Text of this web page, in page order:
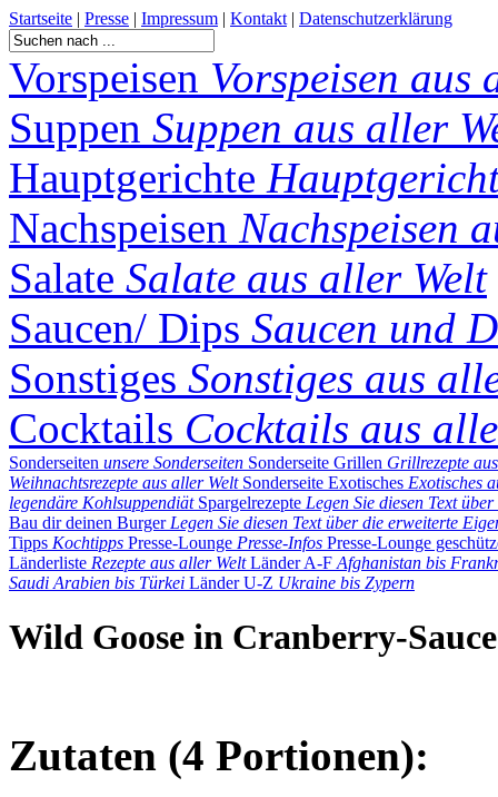
Startseite | Presse | Impressum | Kontakt | Datenschutzerklärung
Vorspeisen Vorspeisen aus
Suppen Suppen aus aller
Hauptgerichte
Nachspeisen Nachspeisen
Salate Salate aus aller Welt
Saucen/ Dips Saucen und
Sonstiges Sonstiges aus
Cocktails Cocktails aus
Sonderseiten unsere Sonderseiten Sonderseite Grillen Grillrezepte
Weihnachtsrezepte aus aller Welt Sonderseite Exotisches Exotisches
legendäre Kohlsuppendiät Spargelrezepte Legen Sie diesen Text
Bau dir deinen Burger Legen Sie diesen Text über die erweiterte
Tipps Kochtipps Presse-Lounge Presse-Infos Presse-Lounge
Länderliste Rezepte aus aller Welt Länder A-F Afghanistan bis
Saudi Arabien bis Türkei Länder U-Z Ukraine bis Zypern
Wild Goose in Cranberry-
Zutaten (4 Portionen):